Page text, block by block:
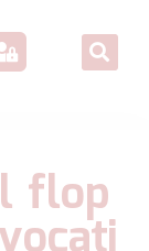
flop